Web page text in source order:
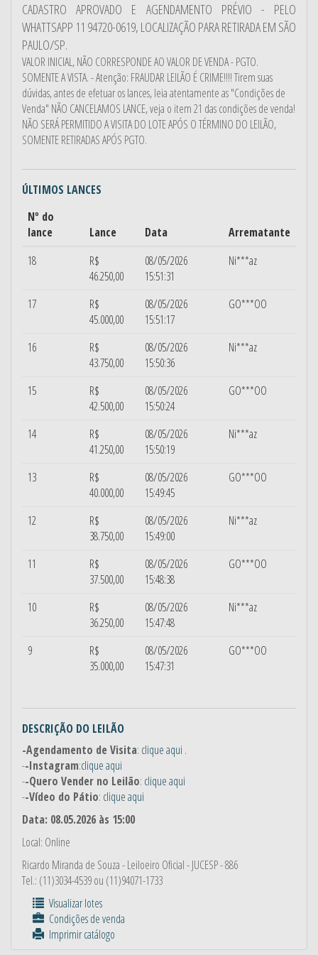
CADASTRO APROVADO E AGENDAMENTO PRÉVIO - PELO
WHATTSAPP 11 94720-0619, LOCALIZAÇÃO PARA RETIRADA EM SÃO
PAULO/SP.
VALOR INICIAL, NÃO CORRESPONDE AO VALOR DE VENDA - PGTO.
SOMENTE A VISTA. - Atenção: FRAUDAR LEILÃO É CRIME!!!! Tirem suas
dúvidas, antes de efetuar os lances, leia atentamente as "Condições de
Venda" NÃO CANCELAMOS LANCE, veja o item 21 das condições de venda!
NÃO SERÁ PERMITIDO A VISITA DO LOTE APÓS O TÉRMINO DO LEILÃO,
SOMENTE RETIRADAS APÓS PGTO.
ÚLTIMOS LANCES
Nº do
lance
Lance Data
Arrematante
18
R$
46.250,00
08/05/2026
15:51:31
Ni***az
17
R$
45.000,00
08/05/2026
15:51:17
GO***OO
16
R$
43.750,00
08/05/2026
15:50:36
Ni***az
15
R$
42.500,00
08/05/2026
15:50:24
GO***OO
14
R$
41.250,00
08/05/2026
15:50:19
Ni***az
13
R$
40.000,00
08/05/2026
15:49:45
GO***OO
12
R$
38.750,00
08/05/2026
15:49:00
Ni***az
11
R$
37.500,00
08/05/2026
15:48:38
GO***OO
10
R$
36.250,00
08/05/2026
15:47:48
Ni***az
9
R$
35.000,00
08/05/2026
15:47:31
GO***OO
DESCRIÇÃO DO LEILÃO
-Agendamento de Visita: clique aqui .
--Instagram:clique aqui
--Quero Vender no Leilão: clique aqui
--Vídeo do Pátio: clique aqui
Data: 08.05.2026 às 15:00
Local: Online
Ricardo Miranda de Souza- Leiloeiro Oficial - JUCESP - 886
Tel.: (11)3034-4539 ou (11)94071-1733
Visualizar lotes
Condições de venda
Imprimir catálogo